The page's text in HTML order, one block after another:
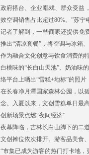
政府搭台、企业唱戏、群众受益
效空调销售占比超过80%。”苏
记者了解到，一些商家还提供免
推出“清凉套餐”，将空调与冰箱
作为融合文化创意与饮食消费的
白桃味的“长白山天池”、奶油味
络平台上晒出“雪糕+地标”的照
在长春净月潭国家森林公园，以
念。入夏以来，文创雪糕单日最
创新场景点燃“夜间经济”
夜幕降临，吉林长白山脚下的二
文创摊位依次排开。游客品美食
“市集已成为游客的热门打卡地